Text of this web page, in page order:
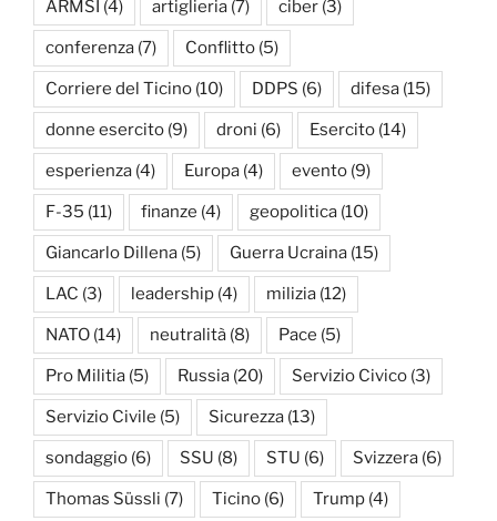
ARMSI (4) artiglieria (7) ciber (3)
conferenza (7) Conflitto (5)
Corriere del Ticino (10) DDPS (6) difesa (15)
donne esercito (9) droni (6) Esercito (14)
esperienza (4) Europa (4) evento (9)
F-35 (11) finanze (4) geopolitica (10)
Giancarlo Dillena (5) Guerra Ucraina (15)
LAC (3) leadership (4) milizia (12)
NATO (14) neutralità (8) Pace (5)
Pro Militia (5) Russia (20) Servizio Civico (3)
Servizio Civile (5) Sicurezza (13)
sondaggio (6) SSU (8) STU (6) Svizzera (6)
Thomas Süssli (7) Ticino (6) Trump (4)